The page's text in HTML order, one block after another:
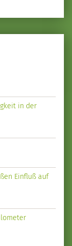
in der
Einfluß auf